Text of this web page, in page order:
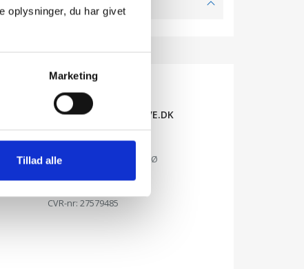
oplysninger, du har givet
Marketing
Tillad alle
MIN-PERSONLIGE-GAVE.DK
Grønager 27 – 7120 Vejle Ø
Telefon: 51330138
CVR-nr: 27579485